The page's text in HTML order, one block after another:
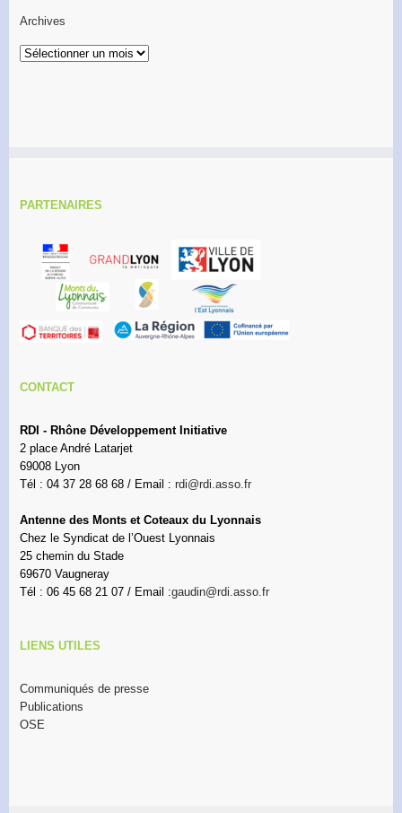
Archives
Archives
PARTENAIRES
CONTACT
RDI - Rhône Développement Initiative
2 place André Latarjet
69008 Lyon
Tél : 04 37 28 68 68 / Email : rdi@rdi.asso.fr
Antenne des Monts et Coteaux du Lyonnais
Chez le Syndicat de l’Ouest Lyonnais
25 chemin du Stade
69670 Vaugneray
Tél : 06 45 68 21 07 / Email :gaudin@rdi.asso.fr
LIENS UTILES
Communiqués de presse
Publications
OSE